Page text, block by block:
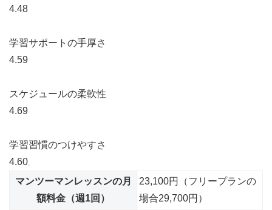
4.48
学習サポートの手厚さ
4.59
スケジュールの柔軟性
4.69
学習習慣のつけやすさ
4.60
マンツーマンレッスンの月
額料金（週1回）
23,100円（フリープランの
場合29,700円）